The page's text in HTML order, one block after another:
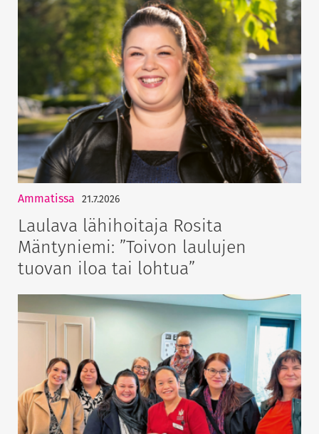
Ammatissa 21.7.2026
Laulava lähihoitaja Rosita
Mäntyniemi: ”Toivon laulujen
tuovan iloa tai lohtua”